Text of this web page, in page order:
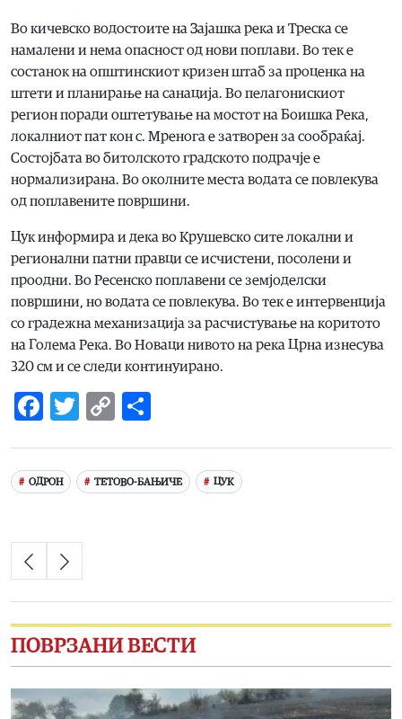
Во кичевско водостоите на Зајашка река и Треска се
намалени и нема опасност од нови поплави. Во тек е
состанок на општинскиот кризен штаб за проценка на
штети и планирање на санација. Во пелагонискиот
регион поради оштетување на мостот на Боишка Река,
локалниот пат кон с. Мренога е затворен за сообраќај.
Состојбата во битолското градското подрачје е
нормализирана. Во околните места водата се повлекува
од поплавените површини.
Цук информира и дека во Крушевско сите локални и
регионални патни правци се исчистени, посолени и
проодни. Во Ресенско поплавени се земјоделски
површини, но водата се повлекува. Во тек е интервенција
со градежна механизација за расчистување на коритото
на Голема Река. Во Новаци нивото на река Црна изнесува
320 см и се следи континуирано.
Facebook
Twitter
Copy
ОДРОН ТЕТОВО-БАЊИЧЕ ЦУК
ПОВРЗАНИ ВЕСТИ